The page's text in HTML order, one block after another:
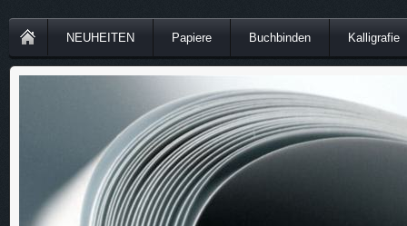
NEUHEITEN Papiere Buchbinden Kalligrafie